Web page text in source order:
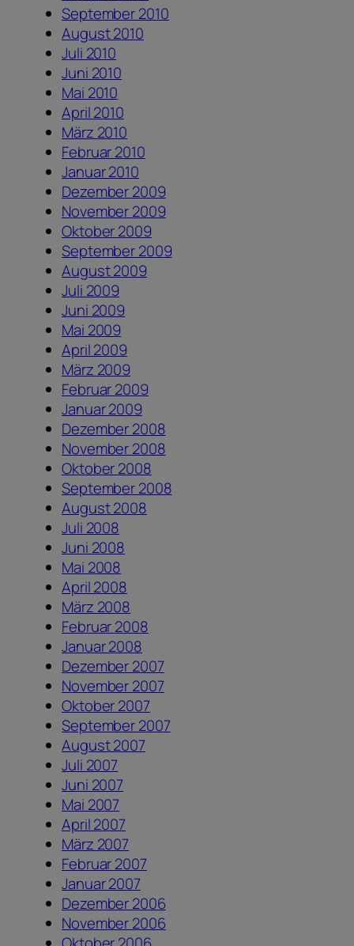
September 2010
August 2010
Juli 2010
Juni 2010
Mai 2010
April 2010
März 2010
Februar 2010
Januar 2010
Dezember 2009
November 2009
Oktober 2009
September 2009
August 2009
Juli 2009
Juni 2009
Mai 2009
April 2009
März 2009
Februar 2009
Januar 2009
Dezember 2008
November 2008
Oktober 2008
September 2008
August 2008
Juli 2008
Juni 2008
Mai 2008
April 2008
März 2008
Februar 2008
Januar 2008
Dezember 2007
November 2007
Oktober 2007
September 2007
August 2007
Juli 2007
Juni 2007
Mai 2007
April 2007
März 2007
Februar 2007
Januar 2007
Dezember 2006
November 2006